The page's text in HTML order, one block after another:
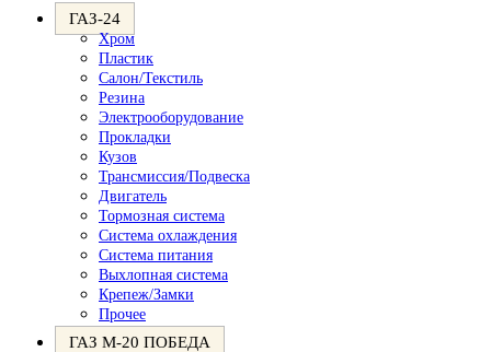
ГАЗ-24
Хром
Пластик
Салон/Текстиль
Резина
Электрооборудование
Прокладки
Кузов
Трансмиссия/Подвеска
Двигатель
Тормозная система
Система охлаждения
Система питания
Выхлопная система
Крепеж/Замки
Прочее
ГАЗ М-20 ПОБЕДА